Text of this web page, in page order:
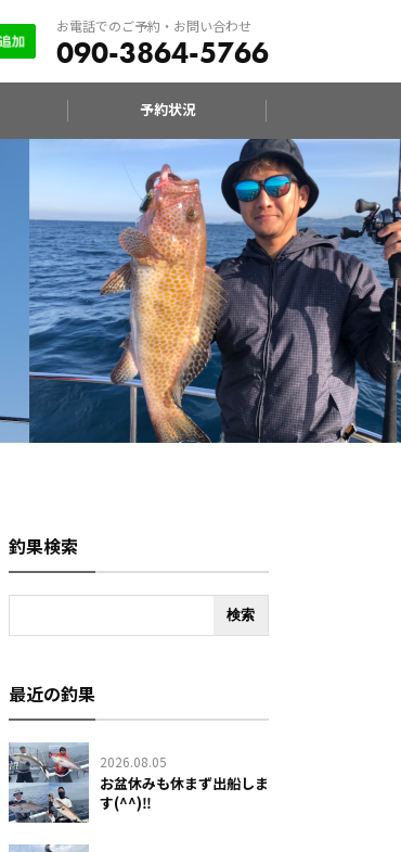
お電話でのご予約・お問い合わせ
090-3864-5766
予約状況
釣果検索
最近の釣果
2026.08.05
お盆休みも休まず出船しま
す(^^)‼️